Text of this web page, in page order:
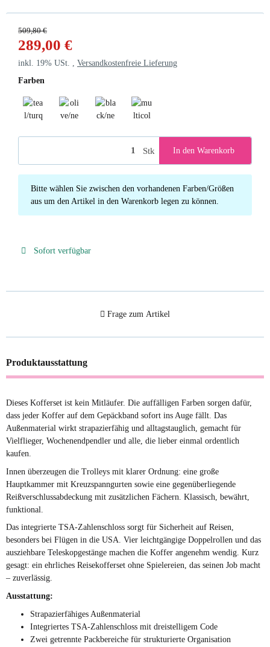
509,80 €
289,00 €
inkl. 19% USt. , Versandkostenfreie Lieferung
Farben
Stk In den Warenkorb
x
Bitte wählen Sie zwischen den vorhandenen Farben/Größen
aus um den Artikel in den Warenkorb legen zu können.
Sofort verfügbar
Frage zum Artikel
Produktausstattung
Dieses Kofferset ist kein Mitläufer. Die auffälligen Farben sorgen dafür,
dass jeder Koffer auf dem Gepäckband sofort ins Auge fällt. Das
Außenmaterial wirkt strapazierfähig und alltagstauglich, gemacht für
Vielflieger, Wochenendpendler und alle, die lieber einmal ordentlich
kaufen.
Innen überzeugen die Trolleys mit klarer Ordnung: eine große
Hauptkammer mit Kreuzspanngurten sowie eine gegenüberliegende
Reißverschlussabdeckung mit zusätzlichen Fächern. Klassisch, bewährt,
funktional.
Das integrierte TSA-Zahlenschloss sorgt für Sicherheit auf Reisen,
besonders bei Flügen in die USA. Vier leichtgängige Doppelrollen und das
ausziehbare Teleskopgestänge machen die Koffer angenehm wendig. Kurz
gesagt: ein ehrliches Reisekofferset ohne Spielereien, das seinen Job macht
– zuverlässig.
Ausstattung:
Strapazierfähiges Außenmaterial
Integriertes TSA-Zahlenschloss mit dreistelligem Code
Zwei getrennte Packbereiche für strukturierte Organisation